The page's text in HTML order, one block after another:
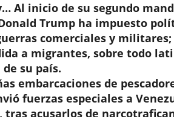
Al inicio de su segundo
Trump ha impuesto
comerciales y
a migrantes, sobre todo
su país.
embarcaciones de
fuerzas especiales a
tras acusarlos de